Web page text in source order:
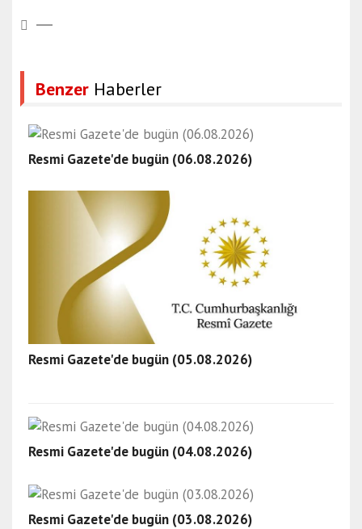
Benzer Haberler
Resmi Gazete'de bugün (06.08.2026)
Resmi Gazete'de bugün (05.08.2026)
Resmi Gazete'de bugün (04.08.2026)
Resmi Gazete'de bugün (03.08.2026)